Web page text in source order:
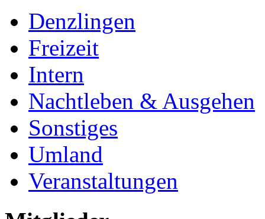
Denzlingen
Freizeit
Intern
Nachtleben & Ausgehen
Sonstiges
Umland
Veranstaltungen